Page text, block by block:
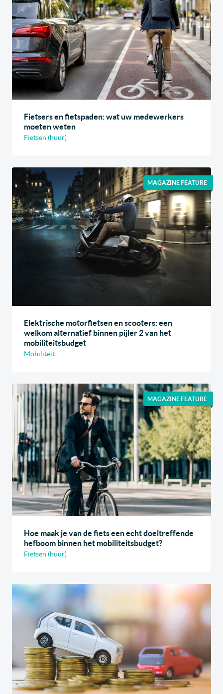
Fietsers en fietspaden: wat uw medewerkers
moeten weten
Fietsen (huur)
MAGAZINE FEATURE
Elektrische motorfietsen en scooters: een
welkom alternatief binnen pijler 2 van het
mobiliteitsbudget
Mobiliteit
MAGAZINE FEATURE
Hoe maak je van de fiets een echt doeltreffende
hefboom binnen het mobiliteitsbudget?
Fietsen (huur)